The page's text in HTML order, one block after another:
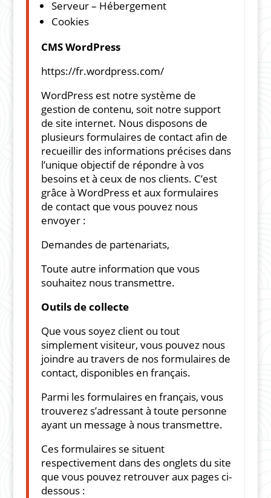
Serveur – Hébergement
Cookies
CMS WordPress
https://fr.wordpress.com/
WordPress est notre système de
gestion de contenu, soit notre support
de site internet. Nous disposons de
plusieurs formulaires de contact afin de
recueillir des informations précises dans
l’unique objectif de répondre à vos
besoins et à ceux de nos clients. C’est
grâce à WordPress et aux formulaires
de contact que vous pouvez nous
envoyer :
Demandes de partenariats,
Toute autre information que vous
souhaitez nous transmettre.
Outils de collecte
Que vous soyez client ou tout
simplement visiteur, vous pouvez nous
joindre au travers de nos formulaires de
contact, disponibles en français.
Parmi les formulaires en français, vous
trouverez s’adressant à toute personne
ayant un message à nous transmettre.
Ces formulaires se situent
respectivement dans des onglets du site
que vous pouvez retrouver aux pages ci-
dessous :